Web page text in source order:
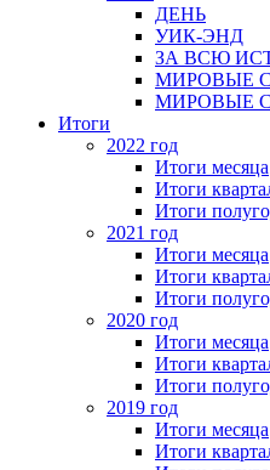
ДЕНЬ
УИК-ЭНД
ЗА ВСЮ
МИРОВЫЕ
МИРОВЫЕ
Итоги
2022 год
Итоги месяца
Итоги
Итоги
2021 год
Итоги месяца
Итоги
Итоги
2020 год
Итоги месяца
Итоги
Итоги
2019 год
Итоги месяца
Итоги